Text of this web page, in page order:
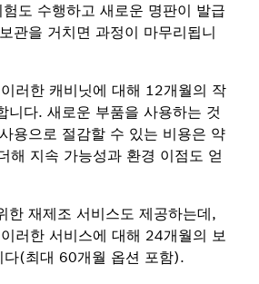
도 수행하고 새로운 명판이 발급
관을 거치면 과정이 마무리됩니
러한 캐비닛에 대해 12개월의 작
니다. 새로운 부품을 사용하는 것
용으로 절감할 수 있는 비용은 약
해 지속 가능성과 환경 이점도 얻
한 재제조 서비스도 제공하는데,
러한 서비스에 대해 24개월의 보
다(최대 60개월 옵션 포함).